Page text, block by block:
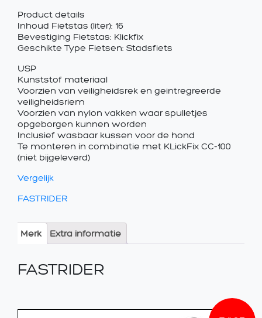
Product details
Inhoud Fietstas (liter): 16
Bevestiging Fietstas: Klickfix
Geschikte Type Fietsen: Stadsfiets
USP
Kunststof materiaal
Voorzien van veiligheidsrek en geintregreerde
veiligheidsriem
Voorzien van nylon vakken waar spulletjes
opgeborgen kunnen worden
Inclusief wasbaar kussen voor de hond
Te monteren in combinatie met KLickFix CC-100
(niet bijgeleverd)
Vergelijk
FASTRIDER
Merk Extra informatie
FASTRIDER